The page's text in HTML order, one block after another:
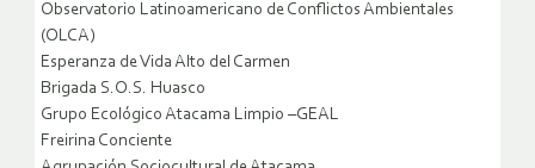
Observatorio Latinoamericano de Conflictos Ambientales
(OLCA)
Esperanza de Vida Alto del Carmen
Brigada S.O.S. Huasco
Grupo Ecológico Atacama Limpio –GEAL
Freirina Conciente